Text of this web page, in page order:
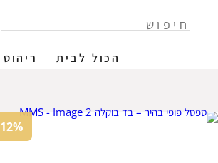
הכול לבית ריהוט
12% הנחה